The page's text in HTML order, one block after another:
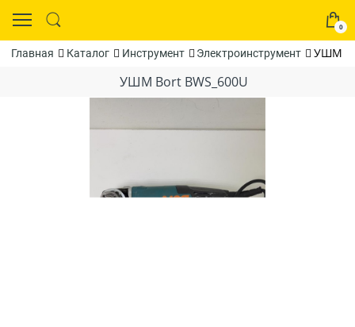
0
Главная Каталог Инструмент Электроинструмент УШМ
УШМ Bort BWS_600U